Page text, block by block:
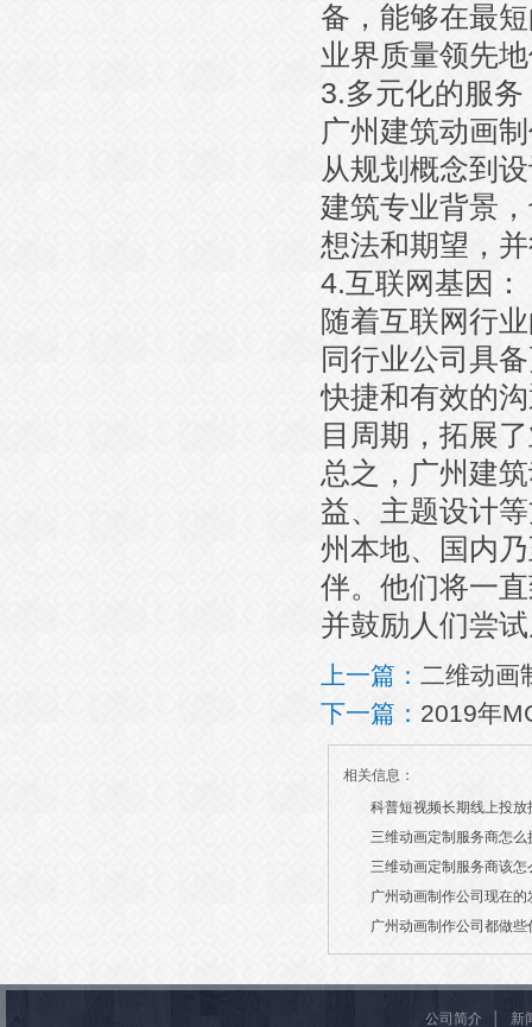
备，能够在最
业界质量领先
3.多元化的服务
广州建筑动画
从规划概念到
建筑专业背景
想法和期望，
4.互联网基因：
随着互联网行
同行业公司具
快捷和有效的
目周期，拓展
总之，广州建
益、主题设计
州本地、国内
伴。他们将一
并鼓励人们尝
上一篇： 二维动画
下一篇： 2019年
相关信息：
科普短视频长期线上投
2026/07/21
三维动画定制服务商怎么
2026/03/19
三维动画定制服务商该怎
2026/03/13
广州动画制作公司现在的
2026/03/06
广州动画制作公司都做些
2026/03/04
公司简介 新